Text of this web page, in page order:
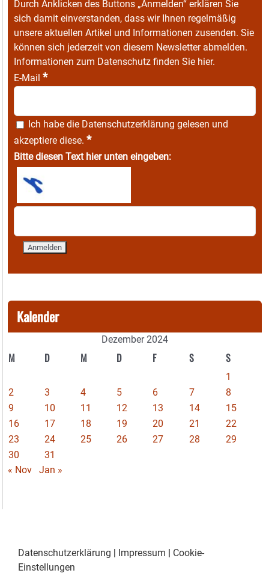
Durch Anklicken des Buttons „Anmelden“ erklären Sie
sich damit einverstanden, dass wir Ihnen regelmäßig
unsere aktuellen Artikel und Informationen zusenden. Sie
können sich jederzeit von diesem Newsletter abmelden.
Informationen zum Datenschutz finden Sie hier.
E-Mail *
Ich habe die Datenschutzerklärung gelesen und
akzeptiere diese. *
Bitte diesen Text hier unten eingeben:
Kalender
Dezember 2024
M D M D F S S
1
2
3 4 5 6 7
8
9
10 11 12 13 14
15
16
17 18 19 20 21
22
23
24 25 26 27 28
29
30
31
« Nov
Jan »
Datenschutzerklärung | Impressum | Cookie-
Einstellungen